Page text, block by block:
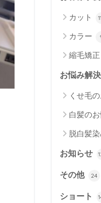
カット
カラー
縮毛矯正
お悩み解
くせ毛
白髪の
脱白髪
お知らせ
その他 24
ショート